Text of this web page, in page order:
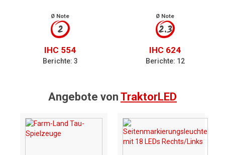
Ø Note
2
IHC 554
Berichte: 3
Ø Note
2.3
IHC 624
Berichte: 12
Angebote von TraktorLED